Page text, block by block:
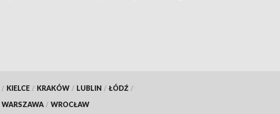
/ KIELCE / KRAKÓW / LUBLIN / ŁÓDŹ /
WARSZAWA / WROCŁAW